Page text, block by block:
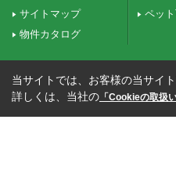
サイトマップ
物件カタログ
ペッ
当サイトでは、お客様の当サイ
詳しくは、当社の 「Cookieの取扱